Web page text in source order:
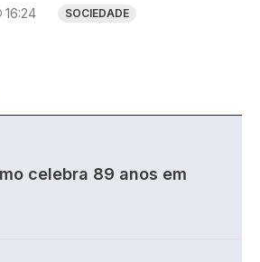
16:24 SOCIEDADE
celebra 89 anos em